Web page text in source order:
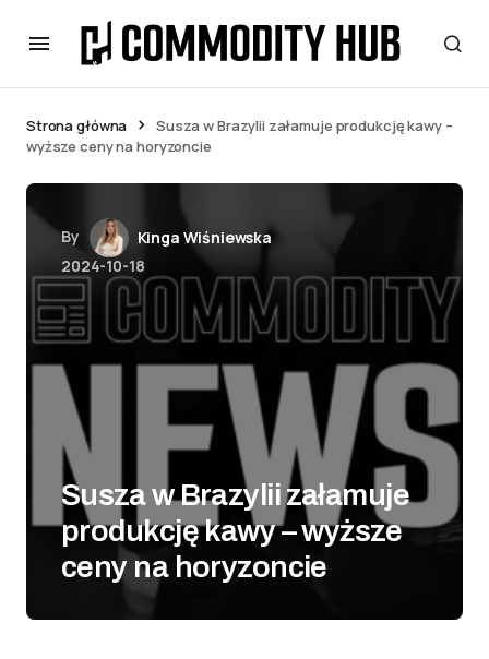
Strona główna
Susza w Brazylii załamuje produkcję kawy –
wyższe ceny na horyzoncie
By
Kinga Wiśniewska
2024-10-18
Susza w Brazylii załamuje
produkcję kawy – wyższe
ceny na horyzoncie